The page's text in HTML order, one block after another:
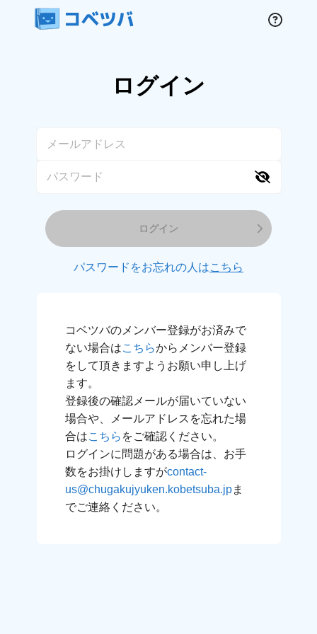
ログイン
ログイン
パスワードをお忘れの人はこちら
コベツバのメンバー登録がお済みで
ない場合はこちらからメンバー登録
をして頂きますようお願い申し上げ
ます。
登録後の確認メールが届いていない
場合や、メールアドレスを忘れた場
合はこちら をご確認ください。
ログインに問題がある場合は、お手
数をお掛けしますがcontact-
us@chugakujyuken.kobetsuba.jpま
でご連絡ください。